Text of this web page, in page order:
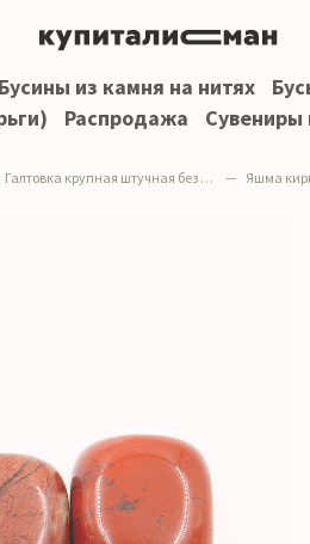
Бусины из камня на нитях
Распродажа Сувениры
Галтовка крупная штучная без отверстия Яшма кирпичная